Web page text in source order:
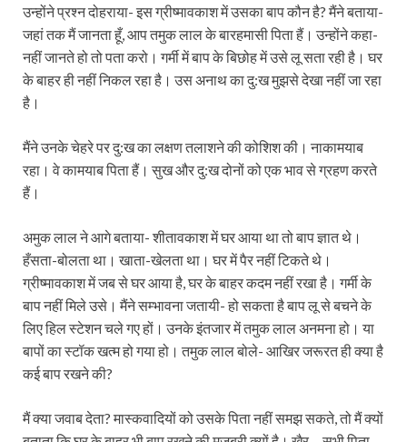
उन्होंने प्रश्न दोहराया- इस ग्रीष्मावकाश में उसका बाप कौन है? मैंने बताया-
जहां तक मैं जानता हूँ, आप तमुक लाल के बारहमासी पिता हैं। उन्होंने कहा-
नहीं जानते हो तो पता करो। गर्मी में बाप के बिछोह में उसे लू सता रही है। घर
के बाहर ही नहीं निकल रहा है। उस अनाथ का दु:ख मुझसे देखा नहीं जा रहा
है।
मैंने उनके चेहरे पर दु:ख का लक्षण तलाशने की कोशिश की। नाकामयाब
रहा। वे कामयाब पिता हैं। सुख और दु:ख दोनों को एक भाव से ग्रहण करते
हैं।
अमुक लाल ने आगे बताया- शीतावकाश में घर आया था तो बाप ज्ञात थे।
हँसता-बोलता था। खाता-खेलता था। घर में पैर नहीं टिकते थे।
ग्रीष्मावकाश में जब से घर आया है, घर के बाहर कदम नहीं रखा है। गर्मी के
बाप नहीं मिले उसे। मैंने सम्भावना जतायी- हो सकता है बाप लू से बचने के
लिए हिल स्टेशन चले गए हों। उनके इंतजार में तमुक लाल अनमना हो। या
बापों का स्टॉक खत्म हो गया हो। तमुक लाल बोले- आखिर जरूरत ही क्या है
कई बाप रखने की?
मैं क्या जवाब देता? मास्कवादियों को उसके पिता नहीं समझ सकते, तो मैं क्यों